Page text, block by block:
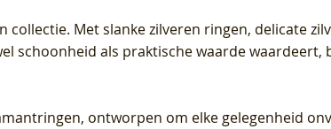
collectie. Met slanke zilveren ringen, delicate
schoonheid als praktische waarde waardeert,
ontworpen om elke gelegenheid